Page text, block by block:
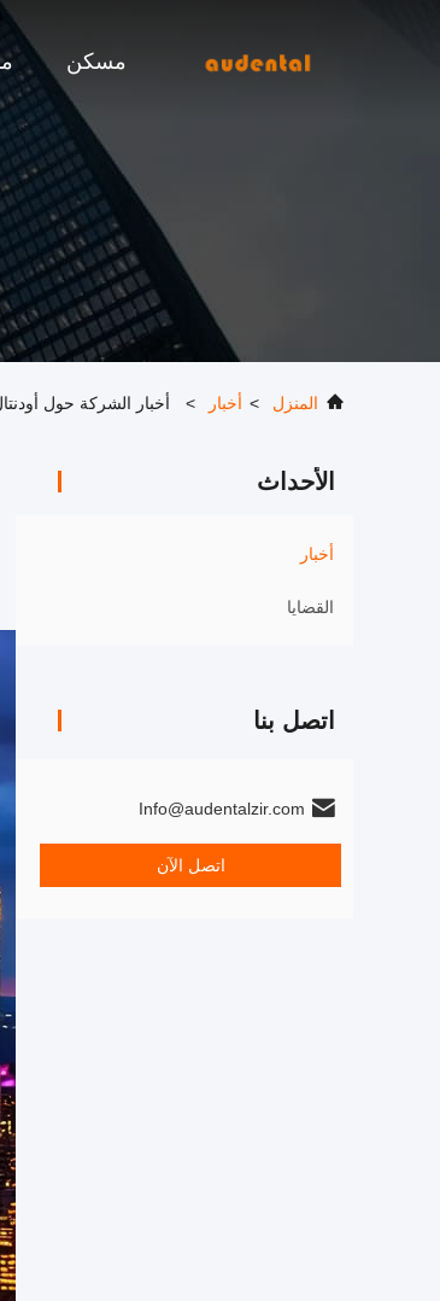
مسكن
المنزل > أخبار > أخبار الشركة حول
الأحداث
أخبار
القضايا
اتصل بنا
Info@audentalzir.com
اتصل الآن